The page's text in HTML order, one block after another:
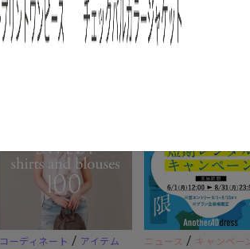
ARTICLE RANKING
コーディネート / アイテム ニュース / キャンペー